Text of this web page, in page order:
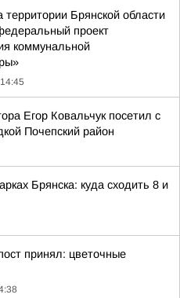
территории Брянской области
проект
коммунальной
14:45
Егор Ковальчук посетил с
Почепский район
Брянска: куда сходить 8 и
принял: цветочные